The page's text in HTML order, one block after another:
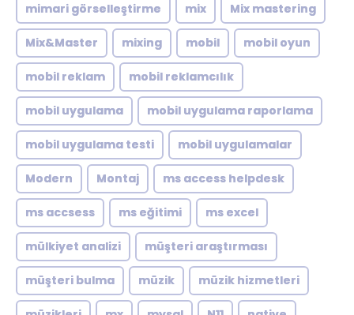
mimari görselleştirme mix Mix mastering
Mix&Master mixing mobil mobil oyun
mobil reklam mobil reklamcılık
mobil uygulama mobil uygulama raporlama
mobil uygulama testi mobil uygulamalar
Modern Montaj ms access helpdesk
ms accsess ms eğitimi ms excel
mülkiyet analizi müşteri araştırması
müşteri bulma müzik müzik hizmetleri